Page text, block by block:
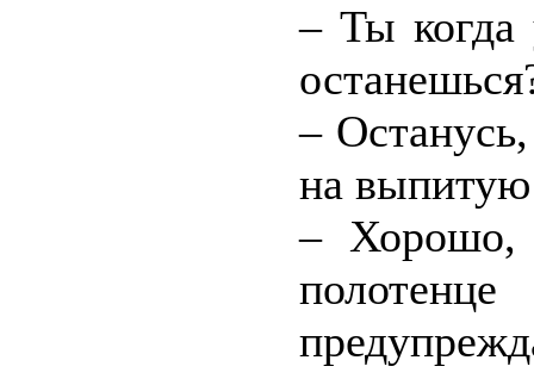
– Ты когда
–
на выпитую
– Хорошо,